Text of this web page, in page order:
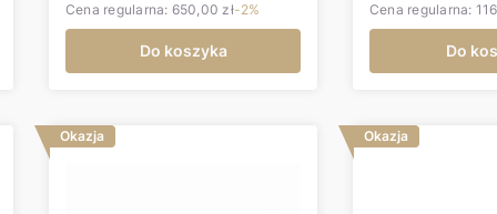
Cena regularna: 650,00 zł-2%
Do koszyka
Cena regularna:
Do
Okazja Okazja